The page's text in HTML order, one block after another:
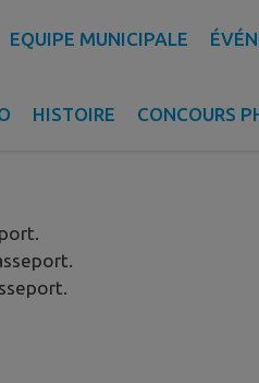
EQUIPE MUNICIPALE
HISTOIRE CONCOURS
NATIONALE